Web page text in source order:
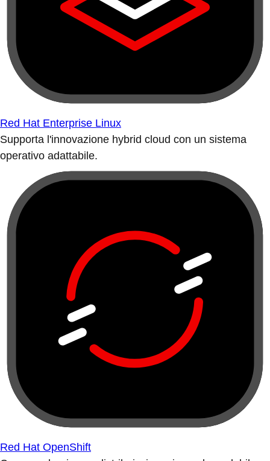
Red Hat Enterprise Linux
Supporta l'innovazione hybrid cloud con un sistema
operativo adattabile.
Red Hat OpenShift